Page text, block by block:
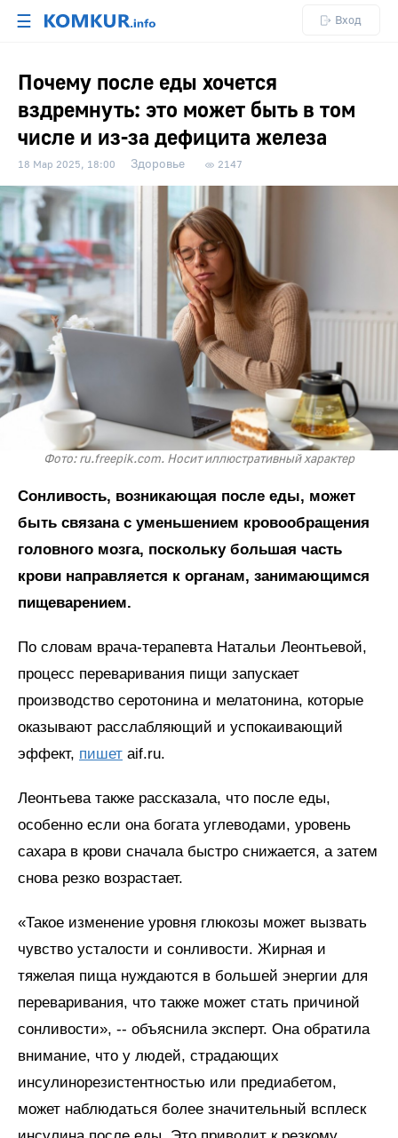
☰ Вход
Почему после еды хочется
вздремнуть: это может быть в том
числе и из-за дефицита железа
18 Мар 2025, 18:00 Здоровье 2147
Фото: ru.freepik.com. Носит иллюстративный характер
Сонливость, возникающая после еды, может
быть связана с уменьшением кровообращения
головного мозга, поскольку большая часть
крови направляется к органам, занимающимся
пищеварением.
По словам врача-терапевта Натальи Леонтьевой,
процесс переваривания пищи запускает
производство серотонина и мелатонина, которые
оказывают расслабляющий и успокаивающий
эффект, пишет aif.ru.
Леонтьева также рассказала, что после еды,
особенно если она богата углеводами, уровень
сахара в крови сначала быстро снижается, а затем
снова резко возрастает.
«Такое изменение уровня глюкозы может вызвать
чувство усталости и сонливости. Жирная и
тяжелая пища нуждаются в большей энергии для
переваривания, что также может стать причиной
сонливости», -- объяснила эксперт. Она обратила
внимание, что у людей, страдающих
инсулинорезистентностью или предиабетом,
может наблюдаться более значительный всплеск